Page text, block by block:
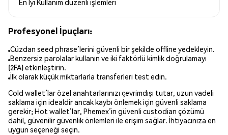
En İyi Kullanım düzenli işlemleri
Profesyonel İpuçları:
Cüzdan seed phrase’lerini güvenli bir şekilde offline yedekleyin.
Benzersiz parolalar kullanın ve iki faktörlü kimlik doğrulamayı
(2FA) etkinleştirin.
İlk olarak küçük miktarlarla transferleri test edin.
Cold wallet’lar özel anahtarlarınızı çevrimdışı tutar, uzun vadeli
saklama için idealdir ancak kaybı önlemek için güvenli saklama
gerekir; Hot wallet’lar, Phemex’in güvenli custodian çözümü
dahil, güvenilir güvenlik önlemleri ile erişim sağlar. İhtiyacınıza en
uygun seçeneği seçin.